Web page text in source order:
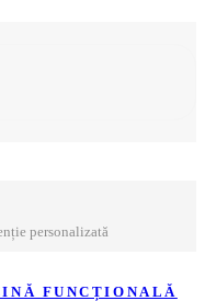
personalizată
FUNCȚIONALĂ